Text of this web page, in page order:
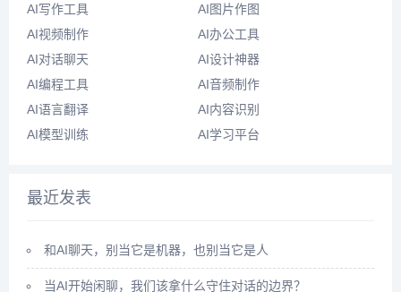
AI写作工具
AI图片作图
AI视频制作
AI办公工具
AI对话聊天
AI设计神器
AI编程工具
AI音频制作
AI语言翻译
AI内容识别
AI模型训练
AI学习平台
最近发表
和AI聊天，别当它是机器，也别当它是人
当AI开始闲聊，我们该拿什么守住对话的边界？